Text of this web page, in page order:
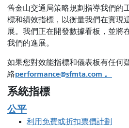
舊金山交通局策略規劃指導我們的
標和績效指標，以衡量我們在實現
展。我們正在開發數據看板，並將
我們的進展。
如果您對效能指標和儀表板有任何
絡performance@sfmta.com 。
系統指標
公平
利用免費或折扣票價計劃